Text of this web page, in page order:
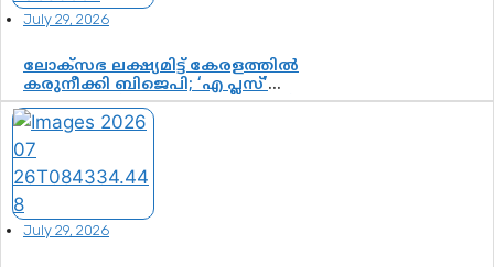
July 29, 2026
ലോക്സഭ ലക്ഷ്യമിട്ട് കേരളത്തിൽ
കരുനീക്കി ബിജെപി; ‘എ പ്ലസ്’
മണ്ഡലങ്ങളിൽ പ്രമുഖരെ ഇറക്കി
കേന്ദ്രനേതൃത്വം, തിരുവനന്തപുരത്ത്
രാജീവ് ചന്ദ്രശേഖർ, ആറ്റിങ്ങലിൽ കെ.
സുരേന്ദ്രൻ; ആലപ്പുഴയിൽ ശോഭാ
സുരേന്ദ്രൻ..
July 29, 2026